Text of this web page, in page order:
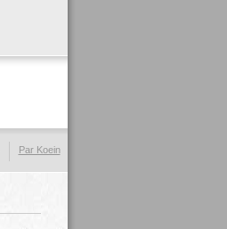
Par Koein